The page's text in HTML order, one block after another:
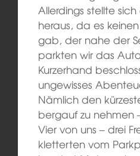
Allerdings stellte
heraus, da es
gab, der nahe der
parkten wir das
Kurzerhand
ungewisses
Nämlich den
bergauf zu nehmen
Vier von uns – drei
kletterten vom